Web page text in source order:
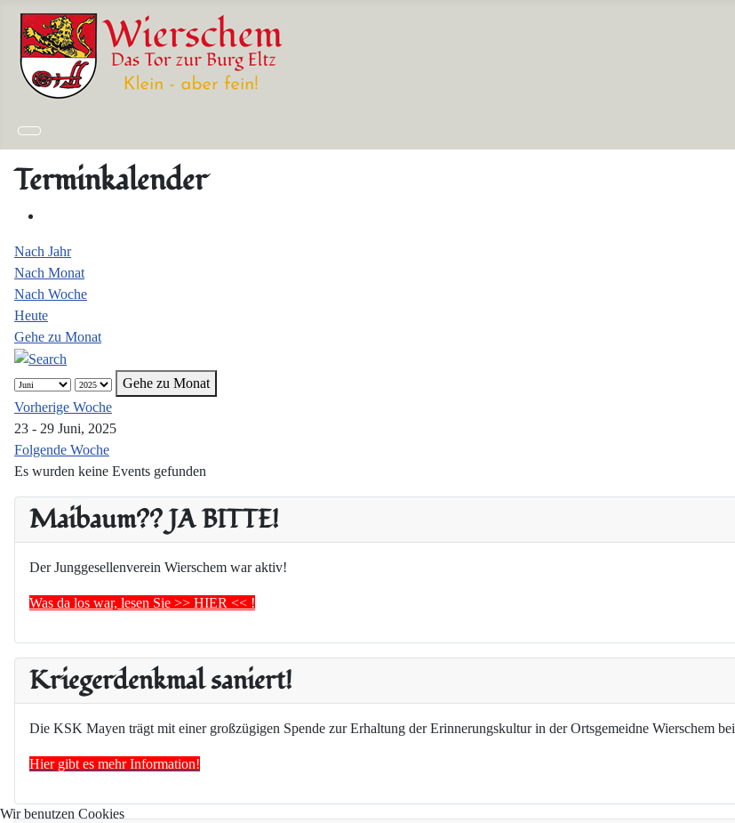
Maibaum?? JA BITTE!
Der Junggesellenverein Wierschem war aktiv!
Was da los war, lesen Sie >> HIER << !
Kriegerdenkmal saniert!
Die KSK Mayen trägt mit einer großzügigen Spende zur Erhaltung der Erinnerungskultur in der Ortsgemeidne Wierschem bei
Hier gibt es mehr Information!
Terminkalender
Nach Jahr
Nach Monat
Nach Woche
Heute
Gehe zu Monat
Gehe zu Monat
Vorherige Woche
23 - 29 Juni, 2025
Folgende Woche
Es wurden keine Events gefunden
Wir benutzen Cookies